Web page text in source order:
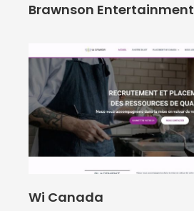
Brawnson Entertainment
Wi Canada